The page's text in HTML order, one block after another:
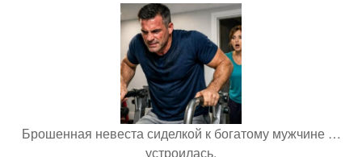
Брошенная невеста сиделкой к богатому мужчине …
устроилась.